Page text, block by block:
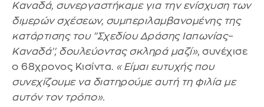
Καναδά, συνεργαστήκαμε για την ενίσχυση των
διμερών σχέσεων, συμπεριλαμβανομένης της
κατάρτισης του ''Σχεδίου Δράσης Ιαπωνίας–
Καναδά'', δουλεύοντας σκληρά μαζί», συνέχισε
ο 68χρονος Κισίντα. «Είμαι ευτυχής που
συνεχίζουμε να διατηρούμε αυτή τη φιλία με
αυτόν τον τρόπο».